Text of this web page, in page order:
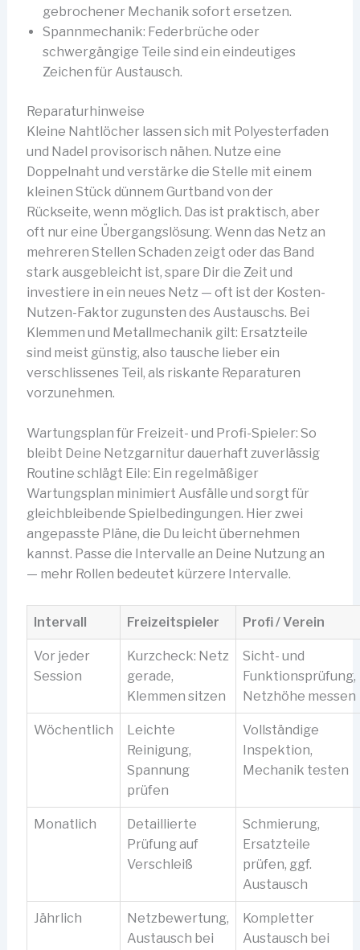
gebrochener Mechanik sofort ersetzen.
Spannmechanik: Federbrüche oder
schwergängige Teile sind ein eindeutiges
Zeichen für Austausch.
Reparaturhinweise
Kleine Nahtlöcher lassen sich mit Polyesterfaden
und Nadel provisorisch nähen. Nutze eine
Doppelnaht und verstärke die Stelle mit einem
kleinen Stück dünnem Gurtband von der
Rückseite, wenn möglich. Das ist praktisch, aber
oft nur eine Übergangslösung. Wenn das Netz an
mehreren Stellen Schaden zeigt oder das Band
stark ausgebleicht ist, spare Dir die Zeit und
investiere in ein neues Netz — oft ist der Kosten-
Nutzen-Faktor zugunsten des Austauschs. Bei
Klemmen und Metallmechanik gilt: Ersatzteile
sind meist günstig, also tausche lieber ein
verschlissenes Teil, als riskante Reparaturen
vorzunehmen.
Wartungsplan für Freizeit- und Profi-Spieler: So
bleibt Deine Netzgarnitur dauerhaft zuverlässig
Routine schlägt Eile: Ein regelmäßiger
Wartungsplan minimiert Ausfälle und sorgt für
gleichbleibende Spielbedingungen. Hier zwei
angepasste Pläne, die Du leicht übernehmen
kannst. Passe die Intervalle an Deine Nutzung an
— mehr Rollen bedeutet kürzere Intervalle.
Intervall Freizeitspieler Profi / Verein
Vor jeder
Session
Kurzcheck: Netz
gerade,
Klemmen sitzen
Sicht- und
Funktionsprüfung,
Netzhöhe messen
Wöchentlich
Leichte
Reinigung,
Spannung
prüfen
Vollständige
Inspektion,
Mechanik testen
Monatlich
Detaillierte
Prüfung auf
Verschleiß
Schmierung,
Ersatzteile
prüfen, ggf.
Austausch
Jährlich
Netzbewertung,
Austausch bei
Kompletter
Austausch bei